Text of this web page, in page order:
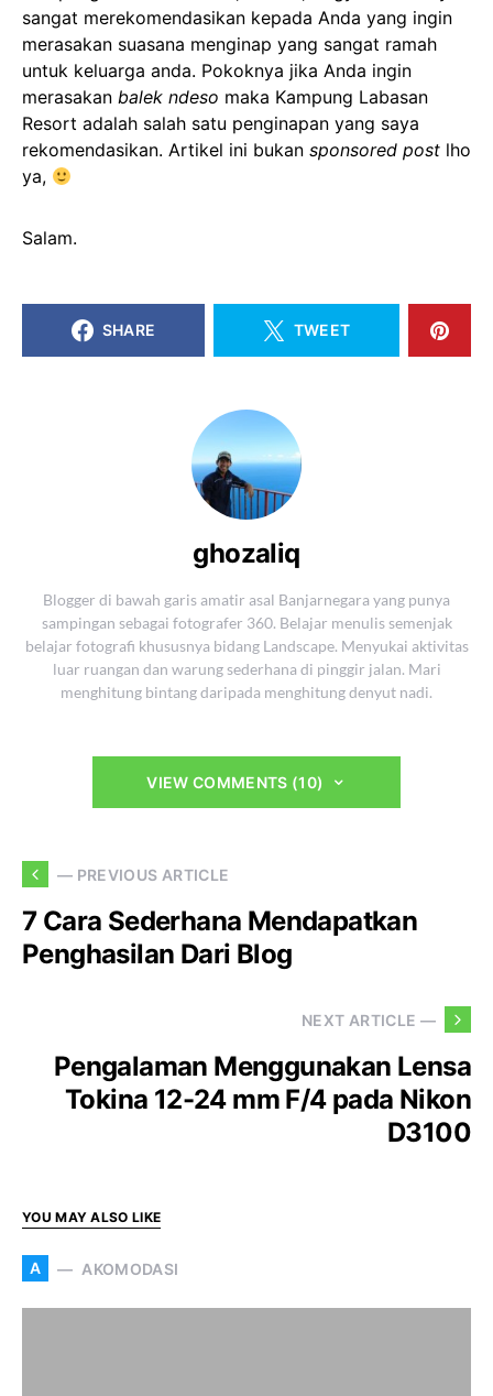
sangat merekomendasikan kepada Anda yang ingin
merasakan suasana menginap yang sangat ramah
untuk keluarga anda. Pokoknya jika Anda ingin
merasakan balek ndeso maka Kampung Labasan
Resort adalah salah satu penginapan yang saya
rekomendasikan. Artikel ini bukan sponsored post lho
ya,
Salam.
SHARE TWEET
ghozaliq
Blogger di bawah garis amatir asal Banjarnegara yang punya
sampingan sebagai fotografer 360. Belajar menulis semenjak
belajar fotografi khususnya bidang Landscape. Menyukai aktivitas
luar ruangan dan warung sederhana di pinggir jalan. Mari
menghitung bintang daripada menghitung denyut nadi.
VIEW COMMENTS (10)
— PREVIOUS ARTICLE
7 Cara Sederhana Mendapatkan
Penghasilan Dari Blog
NEXT ARTICLE —
Pengalaman Menggunakan Lensa
Tokina 12-24 mm F/4 pada Nikon
D3100
YOU MAY ALSO LIKE
A AKOMODASI